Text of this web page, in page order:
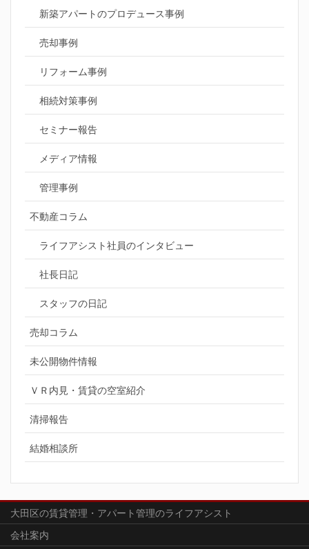
新築アパートのプロデュース事例
売却事例
リフォーム事例
相続対策事例
セミナー報告
メディア情報
管理事例
不動産コラム
ライフアシスト社員のインタビュー
社長日記
スタッフの日記
売却コラム
未公開物件情報
ＶＲ内見・賃貸の空室紹介
清掃報告
結婚相談所
大田区の賃貸管理・アパート管理のライフアシスト
会社案内